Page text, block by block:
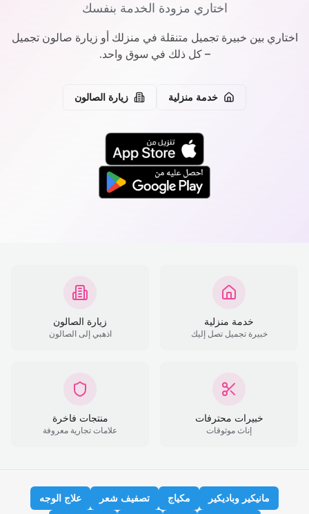
اختاري مزودة الخدمة بنفسك
اختاري بين خبيرة تجميل متنقلة في منزلك أو زيارة صالون تجميل
– كل ذلك في سوق واحد.
خدمة منزلية زيارة الصالون
خدمة منزلية
خبيرة تجميل تصل إليك
زيارة الصالون
اذهبي إلى الصالون
خبيرات محترفات
إناث موثوقات
منتجات فاخرة
علامات تجارية معروفة
مانيكير وباديكير مكياج تصفيف شعر
علاج الوجه